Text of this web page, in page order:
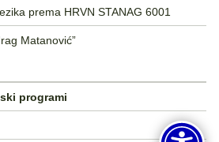
prema HRVN STANAG 6001
Matanović”
programi